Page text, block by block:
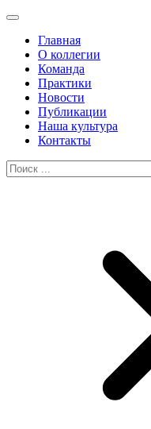
Главная
О коллегии
Команда
Практики
Новости
Публикации
Наша культура
Контакты